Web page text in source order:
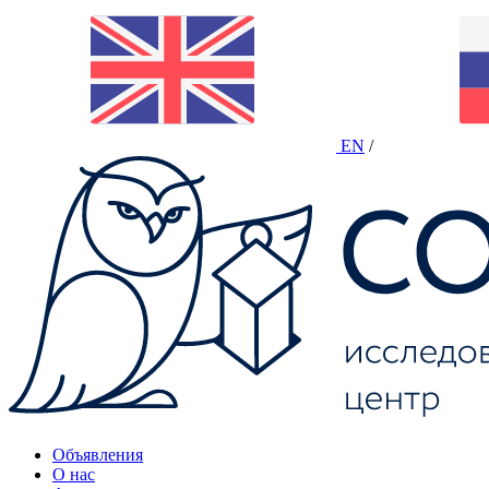
EN /
Объявления
О нас